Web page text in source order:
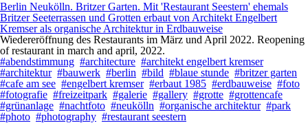
Berlin Neukölln. Britzer Garten. Mit 'Restaurant Seestern' ehemals
Britzer Seeterrassen und Grotten erbaut von Architekt Engelbert
Kremser als organische Architektur in Erdbauweise
Wiedereröffnung des Restaurants im März und April 2022. Reopening
of restaurant in march and april, 2022.
#abendstimmung #architecture #architekt engelbert kremser
#architektur #bauwerk #berlin #bild #blaue stunde #britzer garten
#cafe am see #engelbert kremser #erbaut 1985 #erdbauweise #foto
#fotografie #freizeitpark #galerie #gallery #grotte #grottencafe
#grünanlage #nachtfoto #neukölln #organische architektur #park
#photo #photography #restaurant seestern